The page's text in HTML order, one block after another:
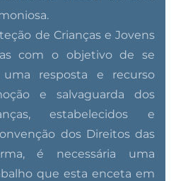
de Crianças e Jovens
com o objetivo de se
resposta e recurso
e salvaguarda dos
estabelecidos e
dos Direitos das
é necessária uma
que esta enceta em